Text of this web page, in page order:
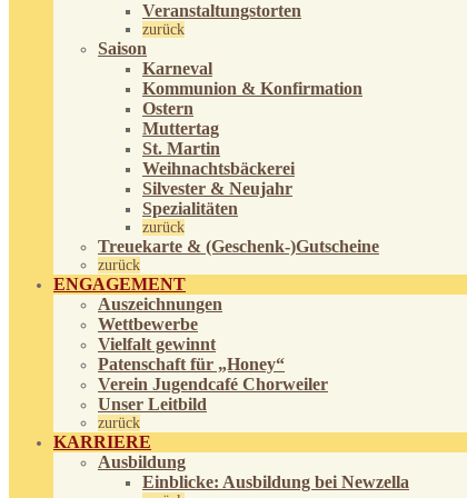
Veranstaltungstorten
zurück
Saison
Karneval
Kommunion & Konfirmation
Ostern
Muttertag
St. Martin
Weihnachtsbäckerei
Silvester & Neujahr
Spezialitäten
zurück
Treuekarte & (Geschenk-)Gutscheine
zurück
ENGAGEMENT
Auszeichnungen
Wettbewerbe
Vielfalt gewinnt
Patenschaft für „Honey“
Verein Jugendcafé Chorweiler
Unser Leitbild
zurück
KARRIERE
Ausbildung
Einblicke: Ausbildung bei Newzella